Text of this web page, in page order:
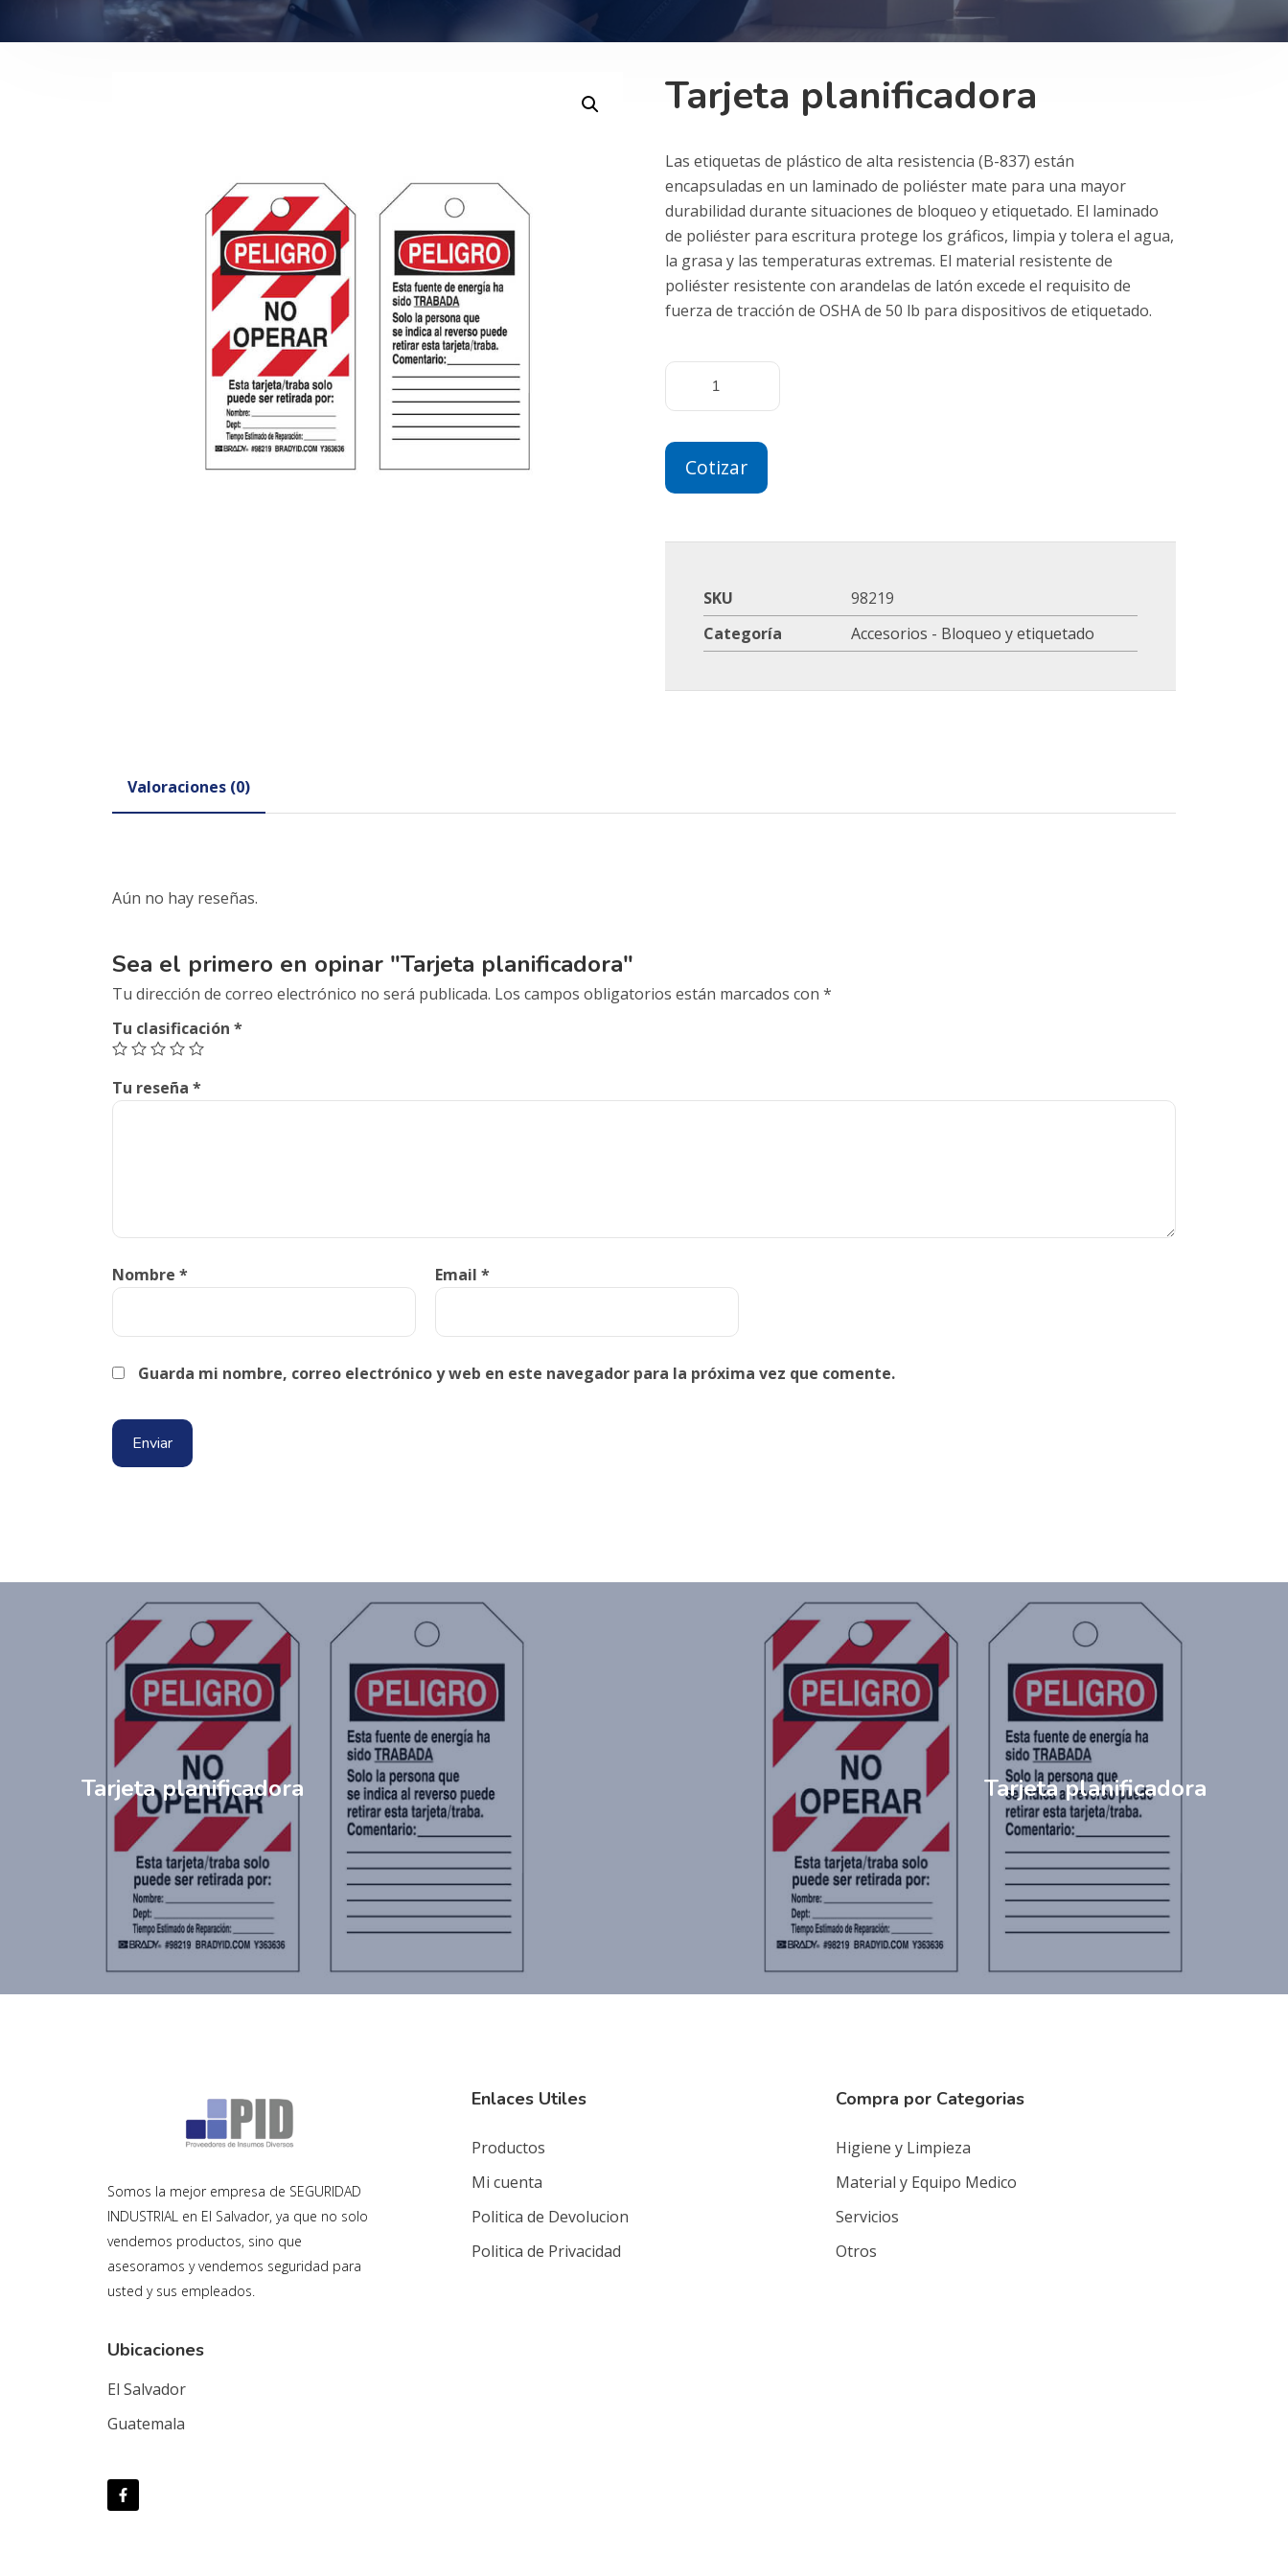
Tarjeta planificadora
Las etiquetas de plástico de alta resistencia (B-837) están
encapsuladas en un laminado de poliéster mate para una mayor
durabilidad durante situaciones de bloqueo y etiquetado. El laminado
de poliéster para escritura protege los gráficos, limpia y tolera el agua,
la grasa y las temperaturas extremas. El material resistente de
poliéster resistente con arandelas de latón excede el requisito de
fuerza de tracción de OSHA de 50 lb para dispositivos de etiquetado.
Cotizar
SKU
98219
Categoría
Accesorios - Bloqueo y etiquetado
Valoraciones (0)
Aún no hay reseñas.
Sea el primero en opinar "Tarjeta planificadora"
Tu dirección de correo electrónico no será publicada. Los campos obligatorios están marcados con *
Tu clasificación *
Tu reseña *
Nombre * Email *
Guarda mi nombre, correo electrónico y web en este navegador para la próxima vez que comente.
Tarjeta planificadora Tarjeta planificadora
Somos la mejor empresa de SEGURIDAD
INDUSTRIAL en El Salvador, ya que no solo
vendemos productos, sino que
asesoramos y vendemos seguridad para
usted y sus empleados.
Ubicaciones
El Salvador
Guatemala
Enlaces Utiles
Productos
Mi cuenta
Politica de Devolucion
Politica de Privacidad
Compra por Categorias
Higiene y Limpieza
Material y Equipo Medico
Servicios
Otros